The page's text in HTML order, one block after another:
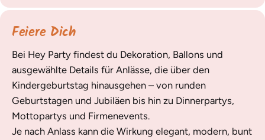
Feiere Dich
Bei Hey Party findest du Dekoration, Ballons und
ausgewählte Details für Anlässe, die über den
Kindergeburtstag hinausgehen – von runden
Geburtstagen und Jubiläen bis hin zu Dinnerpartys,
Mottopartys und Firmenevents.
Je nach Anlass kann die Wirkung elegant, modern, bunt